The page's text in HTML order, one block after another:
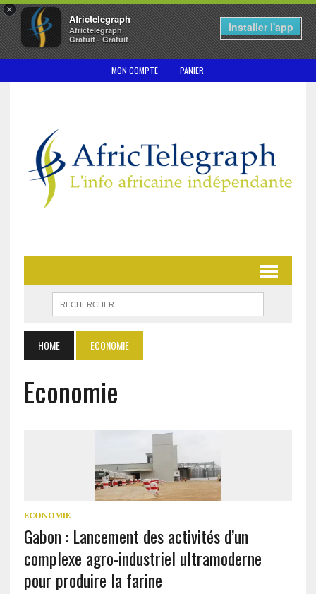
×
Africtelegraph
Africtelegraph
Gratuit - Gratuit
Installer l'app
MON COMPTE PANIER
HOME ECONOMIE
Economie
ECONOMIE
Gabon : Lancement des activités d’un
complexe agro-industriel ultramoderne
pour produire la farine